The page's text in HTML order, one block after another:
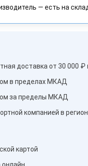
— есть на
доставка от 30 000
в пределах МКАД
за пределы МКАД
компанией в
картой